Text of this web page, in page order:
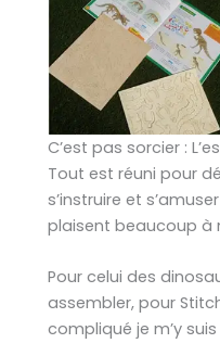
C’est pas sorcier :
Tout est réuni pour
s’instruire et
plaisent beaucoup à
Pour celui des
assembler, pour
compliqué je m’y